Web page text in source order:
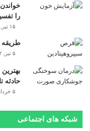
را
۱۵ تیر, ۱۳۹۹
۵ تیر, ۱۴۰۲
حادثه
۵ خرداد, ۱۴۰۵
شبکه های اجتماعی